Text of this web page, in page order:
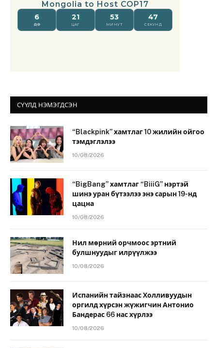
СҮҮЛД НЭМЭГДСЭН
“Blackpink” хамтлаг 10 жилийн ойгоо
тэмдэглэлээ
10/08/2026
“BigBang” хамтлаг “BiiiG” нэртэй
шинэ уран бүтээлээ энэ сарын 19-нд
цацна
10/08/2026
Нил мөрний орчмоос эртний
булшнуудыг илрүүлжээ
10/08/2026
Испанийн тайзнаас Холливуудын
оргилд хүрсэн жүжигчин Антонио
Бандерас 66 нас хүрлээ
10/08/2026